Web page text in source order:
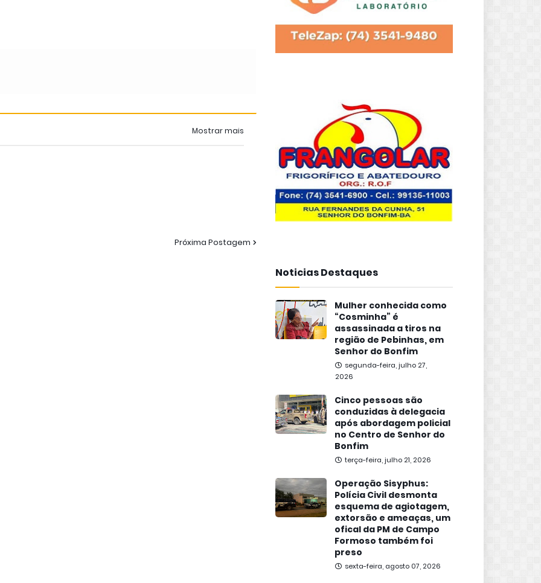
Mostrar mais
Próxima Postagem
Noticias Destaques
Mulher conhecida como
“Cosminha” é
assassinada a tiros na
região de Pebinhas, em
Senhor do Bonfim
segunda-feira, julho 27,
2026
Cinco pessoas são
conduzidas à delegacia
após abordagem policial
no Centro de Senhor do
Bonfim
terça-feira, julho 21, 2026
Operação Sisyphus:
Polícia Civil desmonta
esquema de agiotagem,
extorsão e ameaças, um
ofical da PM de Campo
Formoso também foi
preso
sexta-feira, agosto 07, 2026